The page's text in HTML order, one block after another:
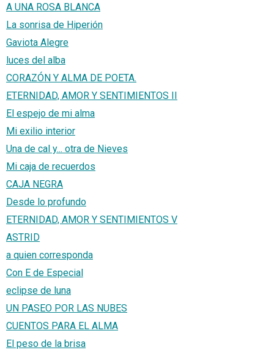
A UNA ROSA BLANCA
La sonrisa de Hiperión
Gaviota Alegre
luces del alba
CORAZÓN Y ALMA DE POETA.
ETERNIDAD, AMOR Y SENTIMIENTOS II
El espejo de mi alma
Mi exilio interior
Una de cal y... otra de Nieves
Mi caja de recuerdos
CAJA NEGRA
Desde lo profundo
ETERNIDAD, AMOR Y SENTIMIENTOS V
ASTRID
a quien corresponda
Con E de Especial
eclipse de luna
UN PASEO POR LAS NUBES
CUENTOS PARA EL ALMA
El peso de la brisa